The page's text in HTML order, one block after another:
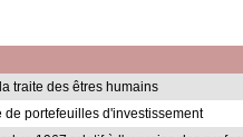
traite des êtres humains
de portefeuilles d'investissement